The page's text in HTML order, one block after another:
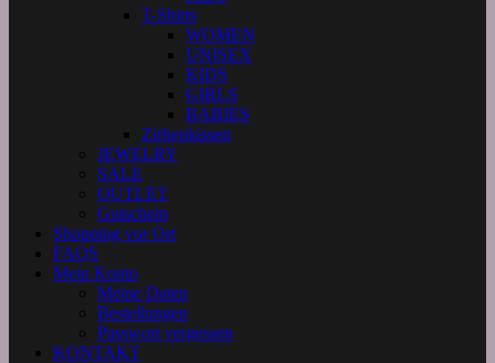
T-Shirts
WOMEN
UNISEX
KIDS
GIRLS
BABIES
Zirbenkissen
JEWELRY
SALE
OUTLET
Gutschein
Shopping vor Ort
FAQS
Mein Konto
Meine Daten
Bestellungen
Passwort vergessen
KONTAKT